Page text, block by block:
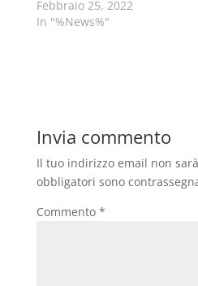
Febbraio 25, 2022
In "%News%"
Invia commento
Il tuo indirizzo email non
obbligatori sono
Commento *